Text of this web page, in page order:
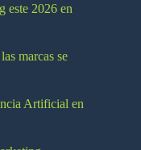
este 2026 en
marcas se
Artificial en